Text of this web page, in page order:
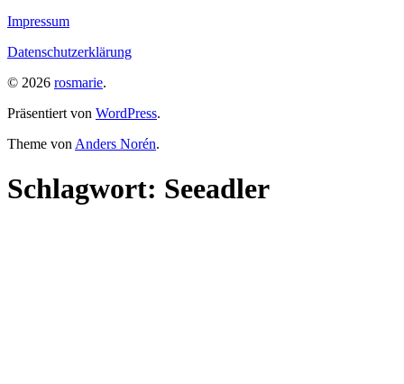
Impressum
Datenschutzerklärung
© 2026 rosmarie.
Präsentiert von WordPress.
Theme von Anders Norén.
Schlagwort: Seeadler